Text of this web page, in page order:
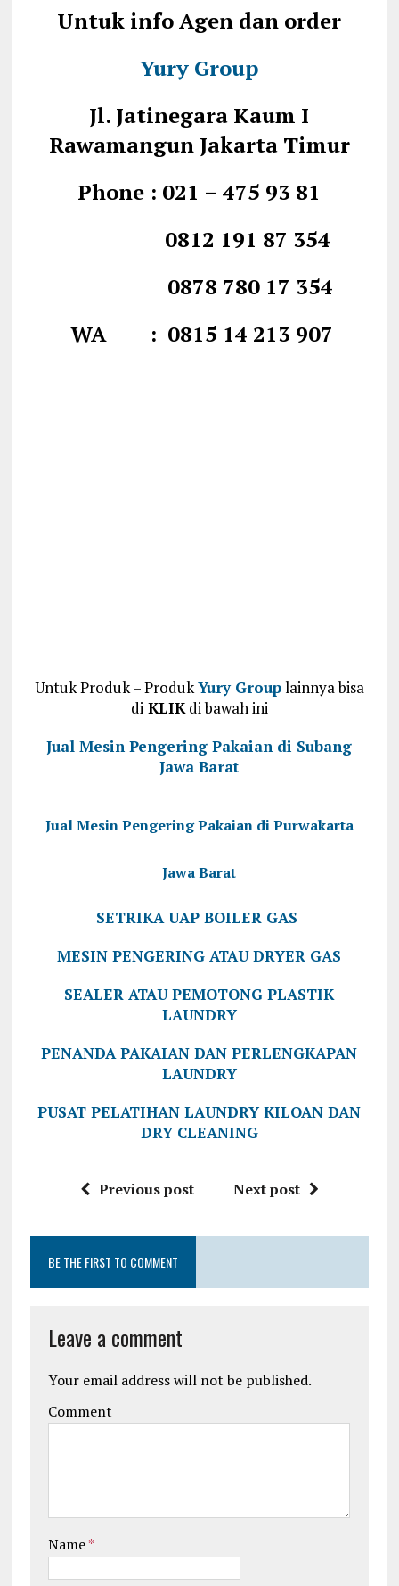
Untuk info Agen dan order
Yury Group
Jl. Jatinegara Kaum I
Rawamangun Jakarta Timur
Phone : 021 – 475 93 81
0812 191 87 354
0878 780 17 354
WA : 0815 14 213 907
Untuk Produk – ProdukYury Grouplainnya bisa
diKLIKdi bawah ini
Jual Mesin Pengering Pakaian di Subang
Jawa Barat
Jual Mesin Pengering Pakaian di Purwakarta
Jawa Barat
SETRIKA UAP BOILER GAS
MESIN PENGERING ATAU DRYER GAS
SEALER ATAU PEMOTONG PLASTIK
LAUNDRY
PENANDA PAKAIAN DAN PERLENGKAPAN
LAUNDRY
PUSAT PELATIHAN LAUNDRY KILOAN DAN
DRY CLEANING
Previous post Next post
BE THE FIRST TO COMMENT
Leave a comment
Your email address will not be published.
Comment
Name*